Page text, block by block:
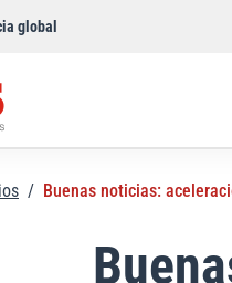
global
/ Buenas noticias: